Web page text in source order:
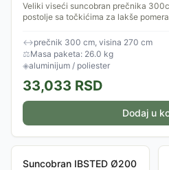
Veliki viseći suncobran prečnika
postolje sa točkićima za lakše
↔prečnik 300 cm, visina 270 cm
⚖Masa paketa: 26.0 kg
◈aluminijum / poliester
33,033 RSD
Dodaj u
Suncobran IBSTED Ø200